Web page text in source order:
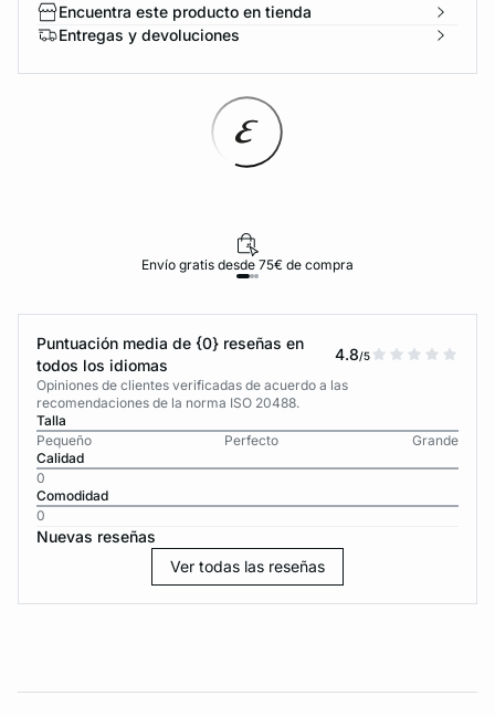
Encuentra este producto en tienda
Entregas y devoluciones
Envío gratis desde 75€ de compra
Puntuación media de {0} reseñas en
todos los idiomas
4.8/5
Opiniones de clientes verificadas de acuerdo a las
recomendaciones de la norma ISO 20488.
Talla
Pequeño
Perfecto
Grande
Calidad
0
Comodidad
0
Nuevas reseñas
Ver todas las reseñas